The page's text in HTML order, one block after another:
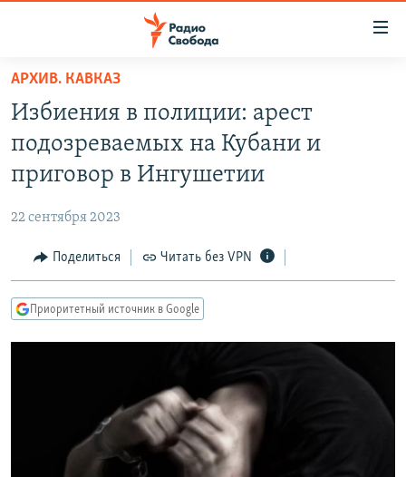
упрощенного
доступа
основному
Вернутся
Вернутся
ПРОГРАММЫ
АВТОРСКИЕ ПРОЕКТЫ
МНЕНИЯ
КУЛЬТУРА
КАВКАЗ.РЕАЛИИ
РАСПИСАНИЕ ВЕЩАНИЯ
ПОДПИШИТЕСЬ НА РАССЫЛКУ
АРХИВ. КАВКАЗ
Избиения в полиции: арест
подозреваемых на Кубани и
приговор в Ингушетии
22 сентября 2023
Поделиться Читать без VPN
Приоритетный источник в Google